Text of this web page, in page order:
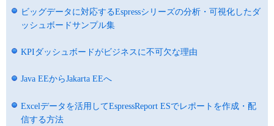
ビッグデータに対応するEspressシリーズの分析・可視化したダ
ッシュボードサンプル集
KPIダッシュボードがビジネスに不可欠な理由
Java EEからJakarta EEへ
Excelデータを活用してEspressReport ESでレポートを作成・配
信する方法